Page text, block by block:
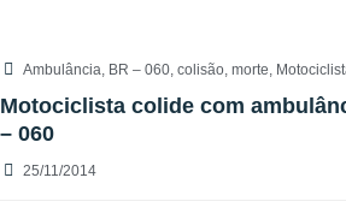
Ambulância, BR – 060, colisão, morte,
Motociclista colide com
– 060
25/11/2014